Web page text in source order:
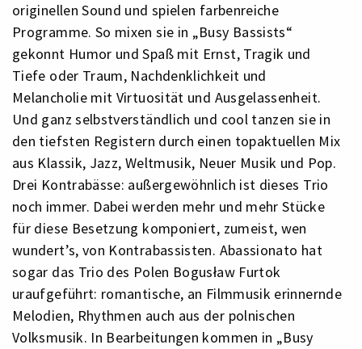
originellen Sound und spielen farbenreiche
Programme. So mixen sie in „Busy Bassists“
gekonnt Humor und Spaß mit Ernst, Tragik und
Tiefe oder Traum, Nachdenklichkeit und
Melancholie mit Virtuosität und Ausgelassenheit.
Und ganz selbstverständlich und cool tanzen sie in
den tiefsten Registern durch einen topaktuellen Mix
aus Klassik, Jazz, Weltmusik, Neuer Musik und Pop.
Drei Kontrabässe: außergewöhnlich ist dieses Trio
noch immer. Dabei werden mehr und mehr Stücke
für diese Besetzung komponiert, zumeist, wen
wundert’s, von Kontrabassisten. Abassionato hat
sogar das Trio des Polen Bogusław Furtok
uraufgeführt: romantische, an Filmmusik erinnernde
Melodien, Rhythmen auch aus der polnischen
Volksmusik. In Bearbeitungen kommen in „Busy